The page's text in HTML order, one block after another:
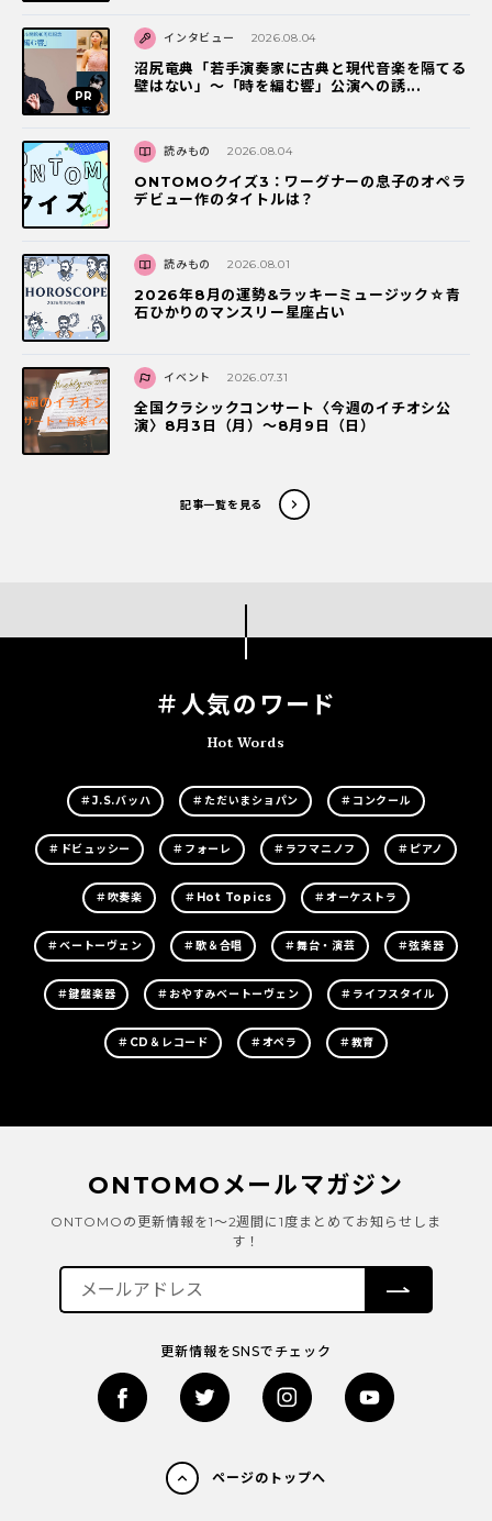
インタビュー 2026.08.04
沼尻竜典「若手演奏家に古典と現代音楽を隔てる
壁はない」～「時を編む響」公演への誘...
読みもの 2026.08.04
ONTOMOクイズ3：ワーグナーの息子のオペラ
デビュー作のタイトルは？
読みもの 2026.08.01
2026年8月の運勢&ラッキーミュージック☆青
石ひかりのマンスリー星座占い
イベント 2026.07.31
全国クラシックコンサート〈今週のイチオシ公
演〉8月3日（月）～8月9日（日）
記事一覧を見る
＃人気のワード
Hot Words
＃J.S.バッハ ＃ただいまショパン ＃コンクール
＃ドビュッシー ＃フォーレ ＃ラフマニノフ ＃ピアノ
＃吹奏楽 ＃Hot Topics ＃オーケストラ
＃ベートーヴェン ＃歌＆合唱 ＃舞台・演芸 ＃弦楽器
＃鍵盤楽器 ＃おやすみベートーヴェン ＃ライフスタイル
＃CD＆レコード ＃オペラ ＃教育
ONTOMOメールマガジン
ONTOMOの更新情報を1～2週間に1度まとめてお知らせしま
す！
更新情報をSNSでチェック
ページのトップへ